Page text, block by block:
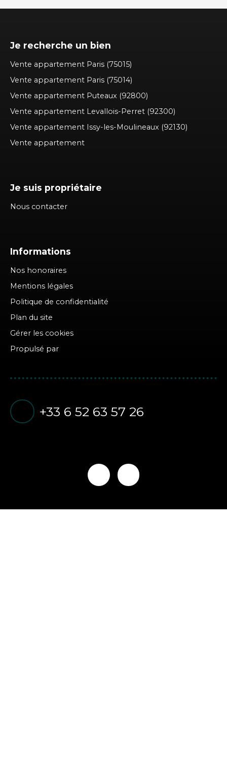
Je recherche un bien
Vente appartement Paris (75015)
Vente appartement Paris (75014)
Vente appartement Puteaux (92800)
Vente appartement Levallois-Perret (92300)
Vente appartement Issy-les-Moulineaux (92130)
Vente appartement
Je suis propriétaire
Nous contacter
Informations
Nos honoraires
Mentions légales
Politique de confidentialité
Plan du site
Gérer les cookies
Propulsé par
+33 6 52 63 57 26